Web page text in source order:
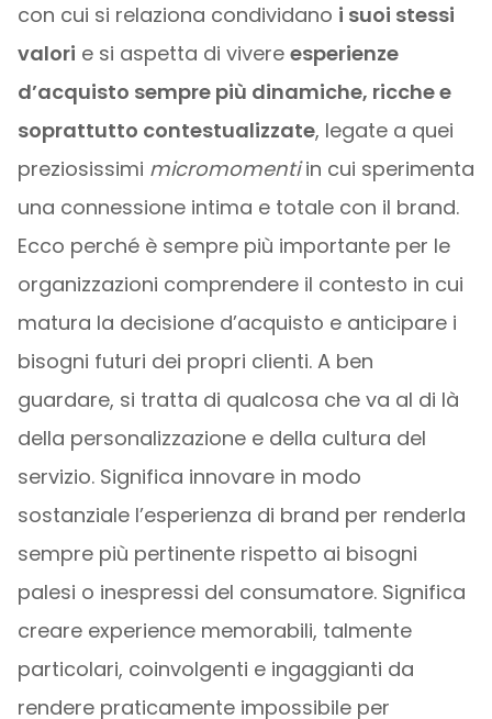
con cui si relaziona condividano i suoi stessi
valori e si aspetta di vivere esperienze
d’acquisto sempre più dinamiche, ricche e
soprattutto contestualizzate, legate a quei
preziosissimi micromomentiin cui sperimenta
una connessione intima e totale con il brand.
Ecco perché è sempre più importante per le
organizzazioni comprendere il contesto in cui
matura la decisione d’acquisto e anticipare i
bisogni futuri dei propri clienti. A ben
guardare, si tratta di qualcosa che va al di là
della personalizzazione e della cultura del
servizio. Significa innovare in modo
sostanziale l’esperienza di brand per renderla
sempre più pertinente rispetto ai bisogni
palesi o inespressi del consumatore. Significa
creare experience memorabili, talmente
particolari, coinvolgenti e ingaggianti da
rendere praticamente impossibile per